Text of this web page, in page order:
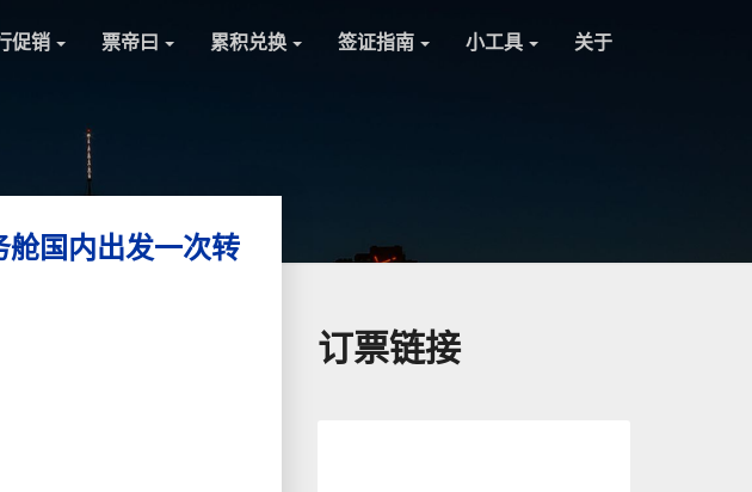
促销 票帝曰 累积兑换 签证指南 小工具 关于
国内出发一次转
订票链接